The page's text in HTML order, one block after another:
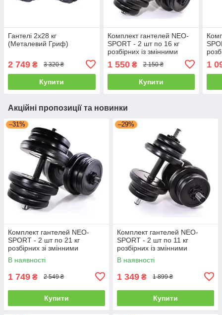
Гантелі 2х28 кг
(Металевий Гриф)
2 749 ₴ 3 320 ₴
Купити
Комплект гантелей NEO-
SPORT - 2 шт по 16 кг
розбірних із змінними
1 550₴ 2 150 ₴
Купити
1
Акційні пропозиції та новинки
–31%
Комплект гантелей NEO-
SPORT - 2 шт по 21 кг
розбірних зі змінними
дисками
В наявності
1 749 ₴ 2 549 ₴
Купити
–29%
Комплект гантелей NEO-
SPORT - 2 шт по 11 кг
розбірних із змінними
дисками
В наявності
1 349 ₴ 1 899 ₴
Купити